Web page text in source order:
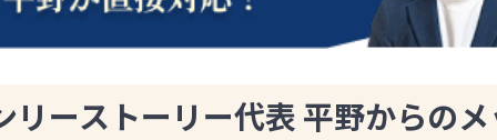
リーストーリー代表 平野からの